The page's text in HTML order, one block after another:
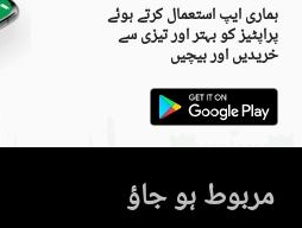
ہماری ایپ استعمال کرتے ہوئے
پراپٹیز کو بہتر اور تیزی سے
خریدیں اور بیچیں
مربوط ہو جاؤ